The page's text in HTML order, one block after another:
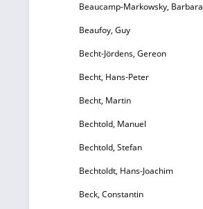
Beaucamp-Markowsky, Barbara
Beaufoy, Guy
Becht-Jördens, Gereon
Becht, Hans-Peter
Becht, Martin
Bechtold, Manuel
Bechtold, Stefan
Bechtoldt, Hans-Joachim
Beck, Constantin